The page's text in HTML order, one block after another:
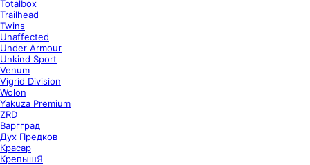
Totalbox
Trailhead
Twins
Unaffected
Under Armour
Unkind Sport
Venum
Vigrid Division
Wolon
Yakuza Premium
ZRD
Варгград
Дух Предков
Красар
КрепышЯ